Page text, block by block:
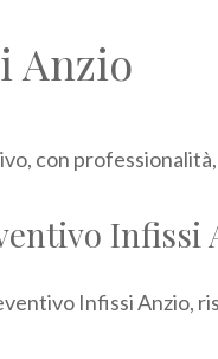
Anzio
con
Infissi